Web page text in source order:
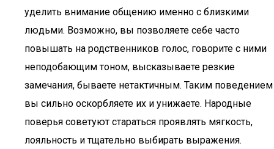
уделить внимание общению именно с близкими
людьми. Возможно, вы позволяете себе часто
повышать на родственников голос, говорите с ними
неподобающим тоном, высказываете резкие
замечания, бываете нетактичным. Таким поведением
вы сильно оскорбляете их и унижаете. Народные
поверья советуют стараться проявлять мягкость,
лояльность и тщательно выбирать выражения.